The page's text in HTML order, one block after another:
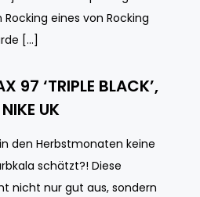
eines von Rocking
[…]
97 ‘TRIPLE BLACK’,
UK
den Herbstmonaten keine
schätzt?! Diese
nicht nur gut aus, sondern